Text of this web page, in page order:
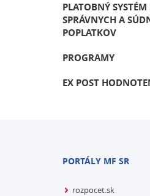
PLATOBNÝ
SPRÁVNYCH A
POPLATKOV
PROGRAMY
EX POST
PORTÁLY MF SR
rozpocet.sk